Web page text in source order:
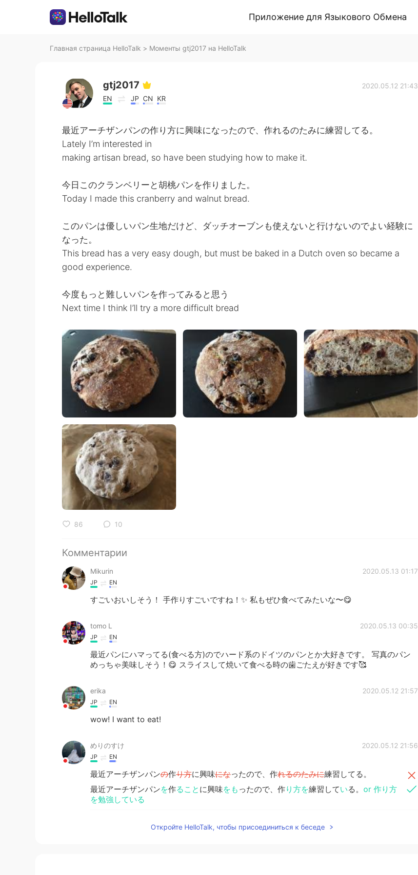
Приложение для Языкового Обмена
Главная страница HelloTalk > Моменты gtj2017 на HelloTalk
gtj2017
EN JP CN KR
2020.05.12 21:43
最近アーチザンパンの作り方に興味になったので、作れるのたみに練習してる。
Lately I’m interested in
making artisan bread, so have been studying how to make it.
今日このクランベリーと胡桃パンを作りました。
Today I made this cranberry and walnut bread.
このパンは優しいパン生地だけど、ダッチオーブンも使えないと行けないのでよい経験に
なった。
This bread has a very easy dough, but must be baked in a Dutch oven so became a
good experience.
今度もっと難しいパンを作ってみると思う
Next time I think I’ll try a more difficult bread
86 10
Комментарии
Mikurin 2020.05.13 01:17
JP EN
すごいおいしそう！ 手作りすごいですね！✨ 私もぜひ食べてみたいな〜😋
tomo L 2020.05.13 00:35
JP EN
最近パンにハマってる(食べる方)のでハード系のドイツのパンとか大好きです。 写真のパン
めっちゃ美味しそう！😋 スライスして焼いて食べる時の歯ごたえが好きです🥰
erika 2020.05.12 21:57
JP EN
wow! I want to eat!
めりのすけ 2020.05.12 21:56
JP EN
最近アーチザンパンの作り方に興味になったので、作れるのたみに練習してる。
最近アーチザンパンを作ること に興味をも ったので、作り方を練習している。 or 作り方
を勉強している
Откройте HelloTalk, чтобы присоединиться к беседе